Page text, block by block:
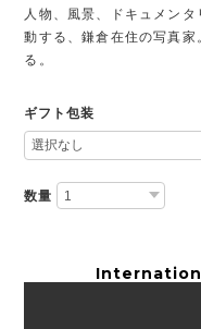
人物、風景、ドキュメン
動する、鎌倉在住の写真
る。
ギフト包装
数量